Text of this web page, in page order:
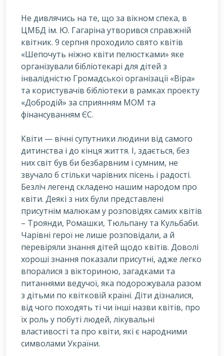
Не дивлячись на те, що за вікном спека, в
ЦМБД ім. Ю. Гагаріна утворився справжній
квітник. 9 серпня проходило свято квітів
«Шепочуть ніжно квіти пелюстками» яке
організували бібліотекарі для дітей з
інвалідністю Громадської організації «Віра»
та користувачів бібліотеки в рамках проекту
«Добродій» за сприянням МОМ та
фінансуванням ЄС.
Квіти — вічні супутники людини від самого
дитинства і до кінця життя. І, здається, без
них світ був би безбарвним і сумним, не
звучало б стільки чарівних пісень і радості.
Безліч легенд складено нашим народом про
квіти. Деякі з них були представлені
присутнім малюкам у розповідях самих квітів
– Троянди, Ромашки, Тюльпану та Кульбаби.
Чарівні герої не лише розповідали, а й
перевіряли знання дітей щодо квітів. Доволі
хороші знання показали присутні, адже легко
впоралися з вікториною, загадками та
питаннями ведучої, яка подорожувала разом
з дітьми по квітковій країні. Діти дізналися,
від чого походять ті чи інші назви квітів, про
їх роль у побуті людей, лікувальні
властивості та про квіти, які є народними
символами України.